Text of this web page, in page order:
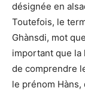
désignée en
Toutefois, le
Ghànsdi, mot
important que la
de comprendre
le prénom